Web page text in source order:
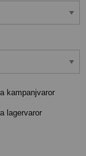
kampanjvaror
lagervaror